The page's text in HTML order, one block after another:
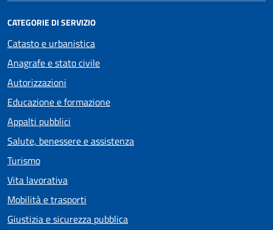
CATEGORIE DI SERVIZIO
Catasto e urbanistica
Anagrafe e stato civile
Autorizzazioni
Educazione e formazione
Appalti pubblici
Salute, benessere e assistenza
Turismo
Vita lavorativa
Mobilità e trasporti
Giustizia e sicurezza pubblica